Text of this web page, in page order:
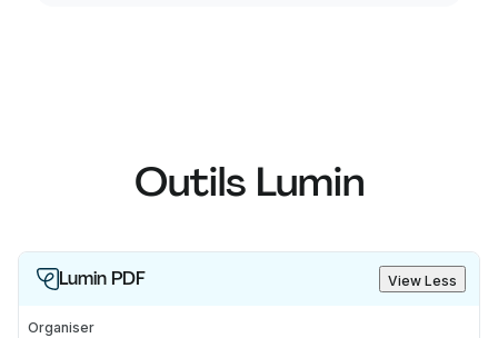
Outils Lumin
Lumin PDF View Less
Organiser